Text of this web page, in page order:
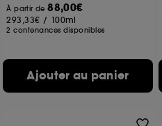
À partir de88,00€
293,33€ / 100ml
2 contenances disponibles
Ajouter au panier